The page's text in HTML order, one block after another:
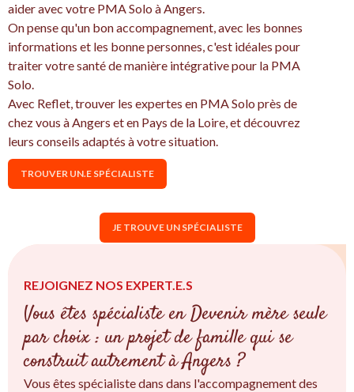
aider avec votre PMA Solo à Angers.
On pense qu'un bon accompagnement, avec les bonnes
informations et les bonne personnes, c'est idéales pour
traiter votre santé de manière intégrative pour la PMA
Solo.
Avec Reflet, trouver les expertes en PMA Solo près de
chez vous à Angers et en Pays de la Loire, et découvrez
leurs conseils adaptés à votre situation.
TROUVER UN.E SPÉCIALISTE
JE TROUVE UN SPÉCIALISTE
REJOIGNEZ NOS EXPERT.E.S
Vous êtes spécialiste en Devenir mère seule
par choix : un projet de famille qui se
construit autrement à Angers ?
Vous êtes spécialiste dans dans l'accompagnement des